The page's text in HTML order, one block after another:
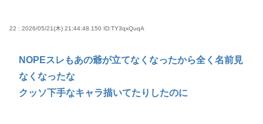
22 : 2026/05/21(木) 21:44:48.150 ID:TY3qxQuqA
NOPEスレもあの爺が立てなくなったから全く名前見
なくなったな
クッソ下手なキャラ描いてたりしたのに